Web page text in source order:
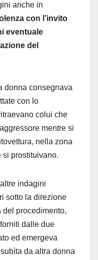
anche in
con l’invito
eventuale
del
donna consegnava
con lo
colui che
mentre si
nella zona
si prostituivano.
indagini
sotto la direzione
procedimento,
dalle due
ed emergeva
subìta da altra donna